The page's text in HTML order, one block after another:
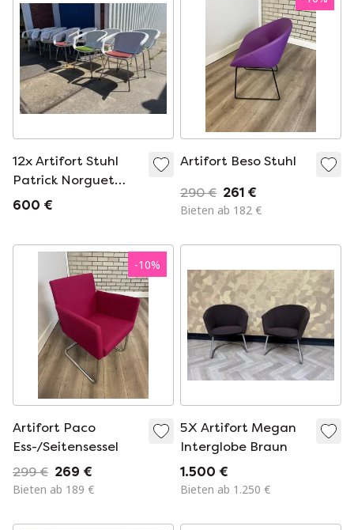
12x Artifort Stuhl
Patrick Norguet
2006
600 €
Artifort Beso Stuhl
290 € 261 €
Bieten ab 182 €
-10%
Artifort Paco
Ess-/Seitensessel
299 € 269 €
Bieten ab 189 €
5X Artifort Megan
Interglobe Braun
1.500 €
Bieten ab 1.250 €